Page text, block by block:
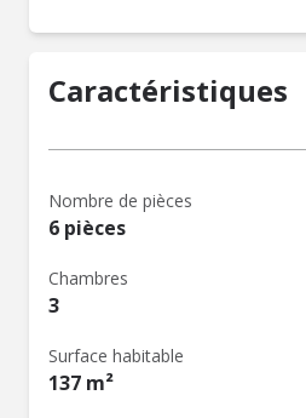
Caractéristiques
Nombre de pièces
6 pièces
Chambres
3
Surface habitable
137 m²